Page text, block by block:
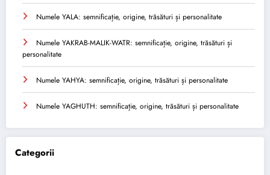
Numele YALA: semnificație, origine, trăsături și personalitate
Numele YAKRAB-MALIK-WATR: semnificație, origine, trăsături și
personalitate
Numele YAHYA: semnificație, origine, trăsături și personalitate
Numele YAGHUTH: semnificație, origine, trăsături și personalitate
Categorii